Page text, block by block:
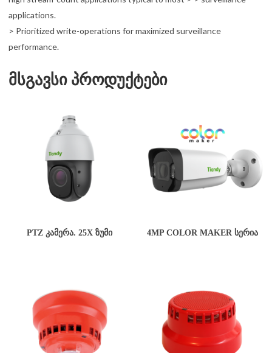
applications.
> Prioritized write-operations for maximized surveillance
performance.
მსგავსი პროდუქტები
PTZ ᲙᲐᲛᲔᲠᲐ. 25X ᲖᲣᲛᲘ 4MP COLOR MAKER ᲡᲔᲠᲘᲐ